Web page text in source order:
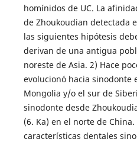
homínidos de UC. La
de Zhoukoudian detectada
las siguientes hipótesis
derivan de una antigua
noreste de Asia. 2) Hace
evolucionó hacia sinodonte
Mongolia y/o el sur de
sinodonte desde
(6. Ka) en el norte de
características dentales